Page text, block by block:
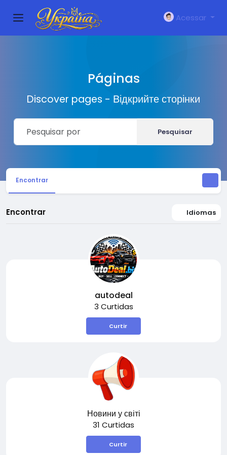
Acessar
Páginas
Discover pages - Відкрийте сторінки
Pesquisar
Encontrar
Encontrar Idiomas
autodeal
3 Curtidas
Curtir
Новини у світі
31 Curtidas
Curtir